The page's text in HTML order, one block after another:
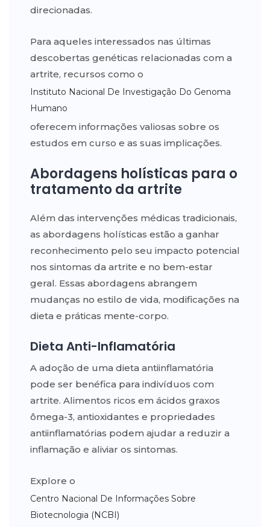
direcionadas.
Para aqueles interessados nas últimas
descobertas genéticas relacionadas com a
artrite, recursos como o
Instituto Nacional De Investigação Do Genoma
Humano
oferecem informações valiosas sobre os
estudos em curso e as suas implicações.
Abordagens holísticas para o
tratamento da artrite
Além das intervenções médicas tradicionais,
as abordagens holísticas estão a ganhar
reconhecimento pelo seu impacto potencial
nos sintomas da artrite e no bem-estar
geral. Essas abordagens abrangem
mudanças no estilo de vida, modificações na
dieta e práticas mente-corpo.
Dieta Anti-Inflamatória
A adoção de uma dieta antiinflamatória
pode ser benéfica para indivíduos com
artrite. Alimentos ricos em ácidos graxos
ômega-3, antioxidantes e propriedades
antiinflamatórias podem ajudar a reduzir a
inflamação e aliviar os sintomas.
Explore o
Centro Nacional De Informações Sobre
Biotecnologia (NCBI)